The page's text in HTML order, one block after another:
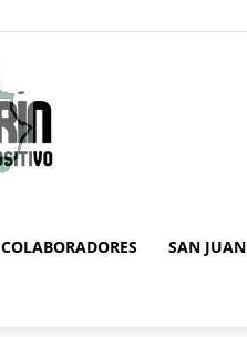
COLABORADORES SAN JUAN